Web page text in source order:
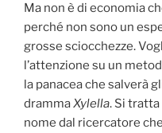
Ma non è di economia
perché non sono un
grosse sciocchezze.
l’attenzione su un
la panacea che salverà
drammaXylella. Si
nome dal ricercatore